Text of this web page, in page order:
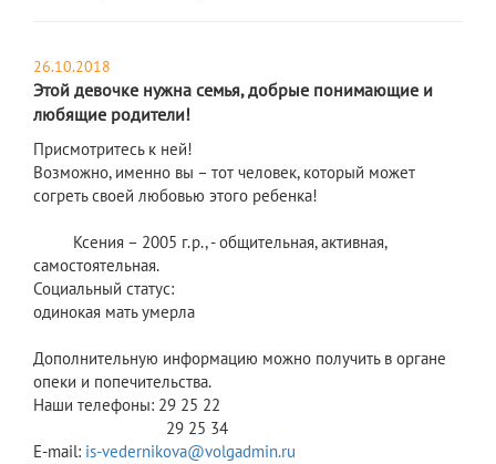
26.10.2018
Этой девочке нужна семья, добрые понимающие и
любящие родители!
Присмотритесь к ней!
Возможно, именно вы – тот человек, который может
согреть своей любовью этого ребенка!
Ксения – 2005 г.р., - общительная, активная,
самостоятельная.
Социальный статус:
одинокая мать умерла
Дополнительную информацию можно получить в органе
опеки и попечительства.
Наши телефоны: 29 25 22
29 25 34
E-mail: is-vedernikova@volgadmin.ru